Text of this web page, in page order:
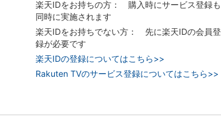
楽天IDをお持ちの方： 購入時にサービス登録も
同時に実施されます
楽天IDをお持ちでない方： 先に楽天IDの会員登
録が必要です
楽天IDの登録についてはこちら>>
Rakuten TVのサービス登録についてはこちら>>